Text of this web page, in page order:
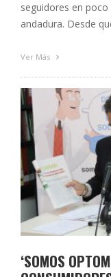
seguidores en
andadura. Desde
Optometristas de
Ver Más
‘SOMOS